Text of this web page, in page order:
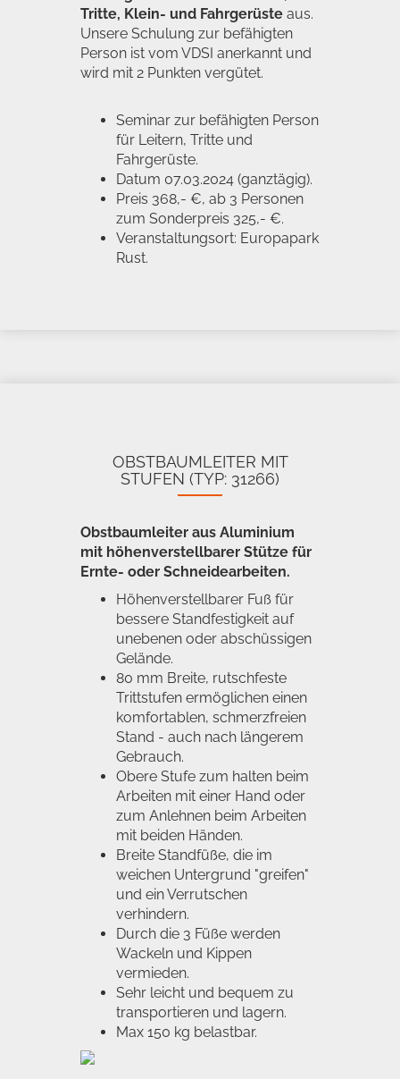
Tritte, Klein- und Fahrgerüste aus.
Unsere Schulung zur befähigten
Person ist vom VDSI anerkannt und
wird mit 2 Punkten vergütet.
Seminar zur befähigten Person
für Leitern, Tritte und
Fahrgerüste.
Datum 07.03.2024 (ganztägig).
Preis 368,- €, ab 3 Personen
zum Sonderpreis 325,- €.
Veranstaltungsort: Europapark
Rust.
OBSTBAUMLEITER MIT
STUFEN (TYP: 31266)
Obstbaumleiter aus Aluminium
mit höhenverstellbarer Stütze für
Ernte- oder Schneidearbeiten.
Höhenverstellbarer Fuß für
bessere Standfestigkeit auf
unebenen oder abschüssigen
Gelände.
80 mm Breite, rutschfeste
Trittstufen ermöglichen einen
komfortablen, schmerzfreien
Stand - auch nach längerem
Gebrauch.
Obere Stufe zum halten beim
Arbeiten mit einer Hand oder
zum Anlehnen beim Arbeiten
mit beiden Händen.
Breite Standfüße, die im
weichen Untergrund "greifen"
und ein Verrutschen
verhindern.
Durch die 3 Füße werden
Wackeln und Kippen
vermieden.
Sehr leicht und bequem zu
transportieren und lagern.
Max 150 kg belastbar.